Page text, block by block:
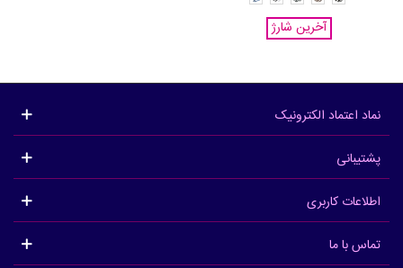
Black
36547
-
Hickory
Brown
Green
-
36550
Grey
-
36551
Blue
آخرین شارژ
نماد اعتماد الکترونیک
پشتیبانی
اطلاعات کاربری
تماس با ما